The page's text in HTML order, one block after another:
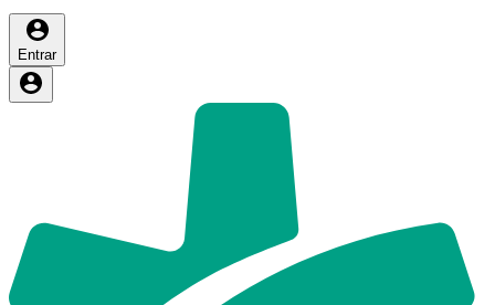
Entrar